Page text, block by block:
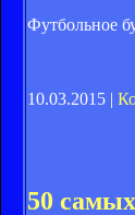
Футбольное
10.03.2015 |
50